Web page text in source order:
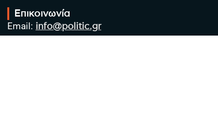
Επικοινωνία
Email: info@politic.gr
Τηλ: